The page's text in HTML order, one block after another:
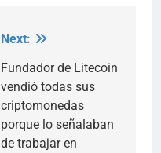
Next:
Fundador de Litecoin
vendió todas sus
criptomonedas
porque lo señalaban
de trabajar en